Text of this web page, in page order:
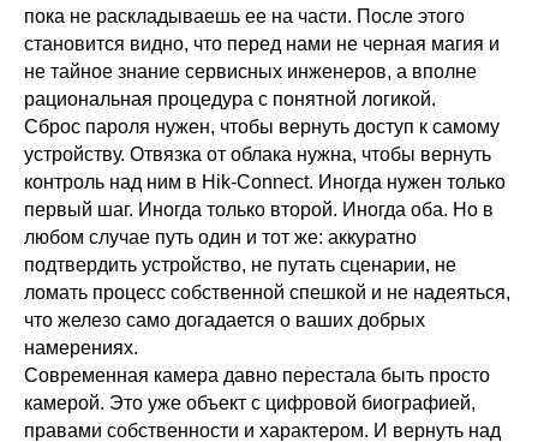
пока не раскладываешь ее на части. После этого
становится видно, что перед нами не черная магия и
не тайное знание сервисных инженеров, а вполне
рациональная процедура с понятной логикой.
Сброс пароля нужен, чтобы вернуть доступ к самому
устройству. Отвязка от облака нужна, чтобы вернуть
контроль над ним в Hik-Connect. Иногда нужен только
первый шаг. Иногда только второй. Иногда оба. Но в
любом случае путь один и тот же: аккуратно
подтвердить устройство, не путать сценарии, не
ломать процесс собственной спешкой и не надеяться,
что железо само догадается о ваших добрых
намерениях.
Современная камера давно перестала быть просто
камерой. Это уже объект с цифровой биографией,
правами собственности и характером. И вернуть над